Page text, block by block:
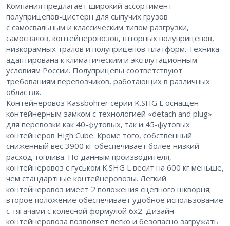
Компания предлагает широкий ассортимент
полуприцепов-цистерн для сыпучих грузов
с самосвальным и классическим типом разгрузки,
самосвалов, контейнеровозов, шторных полуприцепов,
низкорамных тралов и полуприцепов-платформ. Техника
адаптирована к климатическим и эксплутационным
условиям России. Полуприцепы соответствуют
требованиям перевозчиков, работающих в различных
областях.
Контейнеровоз Kassbohrer серии K.SHG L оснащен
контейнерным замком с технологией «detach and plug»
для перевозки как 40-футовых, так и 45-футовых
контейнеров High Cube. Кроме того, собственный
сниженный вес 3900 кг обеспечивает более низкий
расход топлива. По данным производителя,
контейнеровоз с гуськом K.SHG L весит на 600 кг меньше,
чем стандартные контейнеровозы. Легкий
контейнеровоз имеет 2 положения сцепного шкворня;
второе положение обеспечивает удобное использование
с тягачами с колесной формулой 6х2. Дизайн
контейнеровоза позволяет легко и безопасно загружать